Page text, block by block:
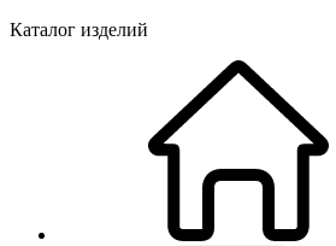
Каталог изделий